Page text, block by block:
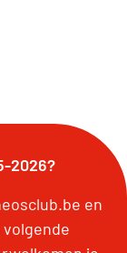
2026?
en